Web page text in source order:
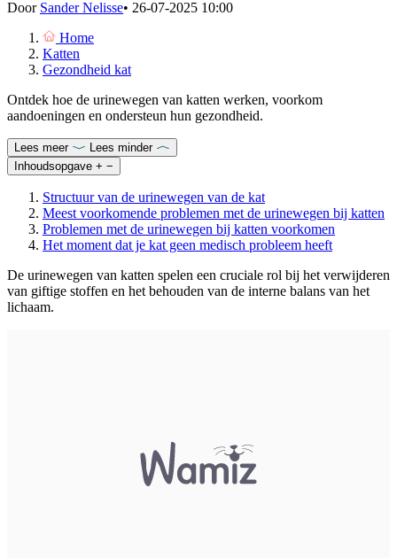
Door Sander Nelisse• 26-07-2025 10:00
Home
Katten
Gezondheid kat
Ontdek hoe de urinewegen van katten werken, voorkom
aandoeningen en ondersteun hun gezondheid.
Lees meer
Lees minder
Inhoudsopgave + −
Structuur van de urinewegen van de kat
Meest voorkomende problemen met de urinewegen bij katten
Problemen met de urinewegen bij katten voorkomen
Het moment dat je kat geen medisch probleem heeft
De urinewegen van katten spelen een cruciale rol bij het verwijderen
van giftige stoffen en het behouden van de interne balans van het
lichaam.